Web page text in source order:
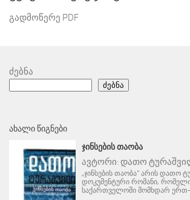
გადმოწერე PDF
ძებნა
ძებნა
ᲐᲮᲐᲚᲘ ᲬᲘᲒᲜᲔᲑᲘ
ᲯᲘᲜᲡᲔᲑᲘᲡ ᲗᲐᲝᲑᲐ
ავტორი: დათო
„ჯინსების თაობა“ არის დათო
დოკუმენტური რომანი,
საქართველოში მომხდარ